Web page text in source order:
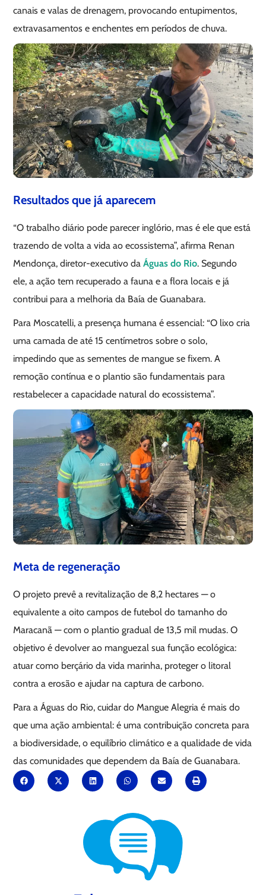
canais e valas de drenagem, provocando entupimentos,
extravasamentos e enchentes em períodos de chuva.
Resultados que já aparecem
“O trabalho diário pode parecer inglório, mas é ele que está
trazendo de volta a vida ao ecossistema”, afirma Renan
Mendonça, diretor-executivo daÁguas do Rio. Segundo
ele, a ação tem recuperado a fauna e a flora locais e já
contribui para a melhoria da Baía de Guanabara.
Para Moscatelli, a presença humana é essencial: “O lixo cria
uma camada de até 15 centímetros sobre o solo,
impedindo que as sementes de mangue se fixem. A
remoção contínua e o plantio são fundamentais para
restabelecer a capacidade natural do ecossistema”.
Meta de regeneração
O projeto prevê a revitalização de 8,2 hectares — o
equivalente a oito campos de futebol do tamanho do
Maracanã — com o plantio gradual de 13,5 mil mudas. O
objetivo é devolver ao manguezal sua função ecológica:
atuar como berçário da vida marinha, proteger o litoral
contra a erosão e ajudar na captura de carbono.
Para a Águas do Rio, cuidar do Mangue Alegria é mais do
que uma ação ambiental: é uma contribuição concreta para
a biodiversidade, o equilíbrio climático e a qualidade de vida
das comunidades que dependem da Baía de Guanabara.